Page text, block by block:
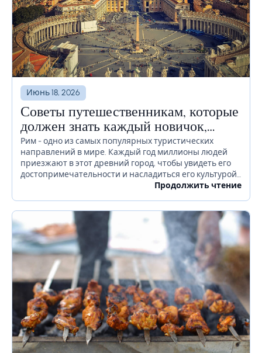
Июнь 18, 2026
Советы путешественникам, которые
должен знать каждый новичок,
прежде чем отправиться в Рим
Рим - одно из самых популярных туристических
направлений в мире. Каждый год миллионы людей
приезжают в этот древний город, чтобы увидеть его
достопримечательности и насладиться его культурой.
Если вы планируете посетить Рим в ближайшее
Продолжить чтение